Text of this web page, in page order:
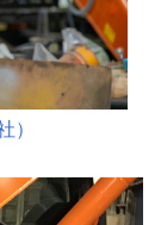
）